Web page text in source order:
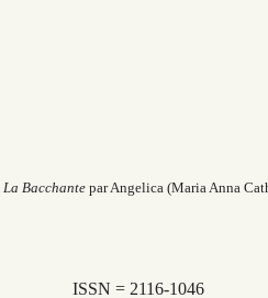
La Bacchante par Angelica (Maria Anna
ISSN = 2116-1046